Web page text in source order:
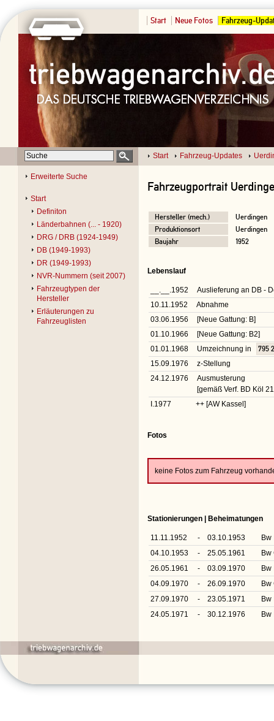
Start Neue Fotos Fahrzeug-
Start Fahrzeug-Updates
Erweiterte Suche
Start
Definiton
Länderbahnen (... - 1920)
DRG / DRB (1924-1949)
DB (1949-1993)
DR (1949-1993)
NVR-Nummern (seit 2007)
Fahrzeugtypen der
Hersteller
Erläuterungen zu
Fahrzeuglisten
Fahrzeugportrait
Hersteller (mech.)
Uerdingen
Produktionsort
Uerdingen
Baujahr
1952
Lebenslauf
__.__.1952
Auslieferung an DB -
10.11.1952
Abnahme
03.06.1956
[Neue Gattung: B]
01.10.1966
[Neue Gattung: B2]
01.01.1968
Umzeichnung in
795
15.09.1976
z-Stellung
24.12.1976
Ausmusterung
[gemäß Verf. BD Köl
I.1977
++ [AW Kassel]
Fotos
keine Fotos zum Fahrzeug
Stationierungen | Beheimatungen
11.11.1952 - 03.10.1953
Bw
04.10.1953
- 25.05.1961
Bw
26.05.1961
- 03.09.1970
Bw
04.09.1970
- 26.09.1970
Bw
27.09.1970
- 23.05.1971
Bw
24.05.1971
- 30.12.1976 Bw